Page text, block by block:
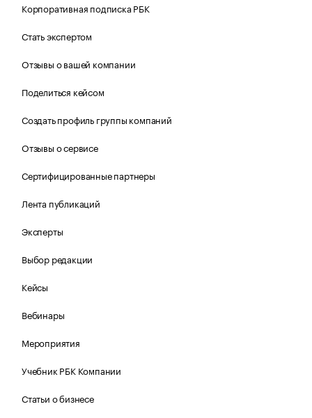
Корпоративная подписка РБК
Стать экспертом
Отзывы о вашей компании
Поделиться кейсом
Создать профиль группы компаний
Отзывы о сервисе
Сертифицированные партнеры
Лента публикаций
Эксперты
Выбор редакции
Кейсы
Вебинары
Мероприятия
Учебник РБК Компании
Статьи о бизнесе